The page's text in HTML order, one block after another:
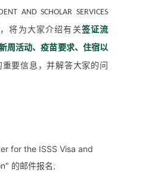
AND SCHOLAR SERVICES
，将为大家介绍有关签证流
周活动、疫苗要求、住宿以
重要信息，并解答大家的问
for the ISSS Visa and
的邮件报名;